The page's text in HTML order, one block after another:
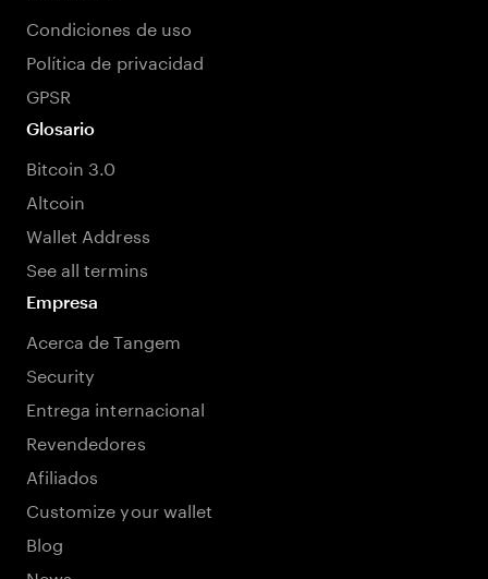
Condiciones de uso
Política de privacidad
GPSR
Glosario
Bitcoin 3.0
Altcoin
Wallet Address
See all termins
Empresa
Acerca de Tangem
Security
Entrega internacional
Revendedores
Afiliados
Customize your wallet
Blog